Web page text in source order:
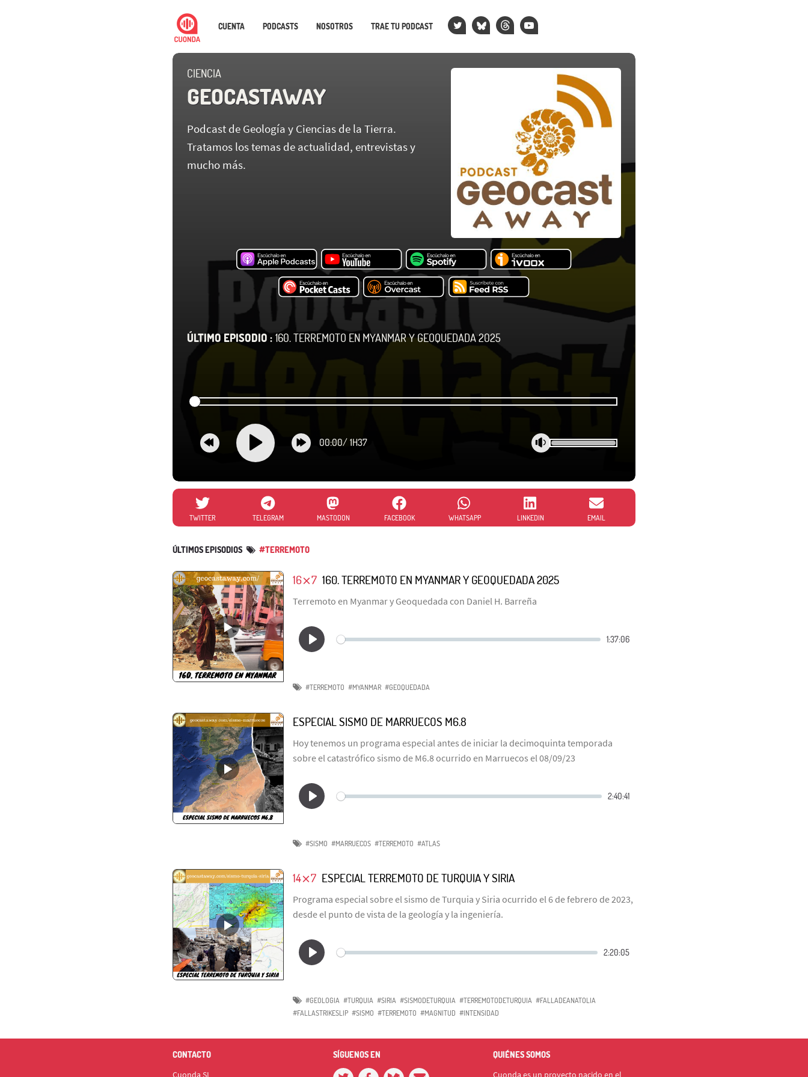
CUENTA PODCASTS NOSOTROS TRAE TU PODCAST
CIENCIA
GEOCASTAWAY
Podcast de Geología y Ciencias de la Tierra.
Tratamos los temas de actualidad, entrevistas y
mucho más.
ÚLTIMO EPISODIO : 160. TERREMOTO EN MYANMAR Y GEOQUEDADA 2025
00:00/ 1H37
TWITTER TELEGRAM MASTODON FACEBOOK WHATSAPP LINKEDIN EMAIL
ÚLTIMOS EPISODIOS #TERREMOTO
16⨯7 160. TERREMOTO EN MYANMAR Y GEOQUEDADA 2025
Terremoto en Myanmar y Geoquedada con Daniel H. Barreña
#TERREMOTO #MYANMAR #GEOQUEDADA
ESPECIAL SISMO DE MARRUECOS M6.8
Hoy tenemos un programa especial antes de iniciar la decimoquinta temporada
sobre el catastrófico sismo de M6.8 ocurrido en Marruecos el 08/09/23
#SISMO #MARRUECOS #TERREMOTO #ATLAS
14⨯7 ESPECIAL TERREMOTO DE TURQUIA Y SIRIA
Programa especial sobre el sismo de Turquia y Siria ocurrido el 6 de febrero de 2023,
desde el punto de vista de la geología y la ingeniería.
#GEOLOGIA #TURQUIA #SIRIA #SISMODETURQUIA #TERREMOTODETURQUIA #FALLADEANATOLIA
#FALLASTRIKESLIP #SISMO #TERREMOTO #MAGNITUD #INTENSIDAD
CONTACTO
Cuonda SL
SÍGUENOS EN QUIÉNES SOMOS
Cuonda es un proyecto nacido en el